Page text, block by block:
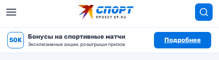
50K Бонусы на спортивные матчи
Эксклюзивные акции, розыгрыши призов
Подробнее